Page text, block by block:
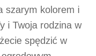
szarym kolorem i
i Twoja rodzina w
spędzić w